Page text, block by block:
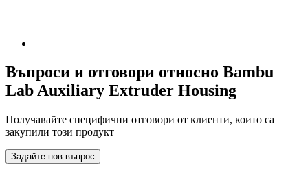
Въпроси и отговори относно Bambu
Lab Auxiliary Extruder Housing
Получавайте специфични отговори от клиенти, които са
закупили този продукт
Задайте нов въпрос